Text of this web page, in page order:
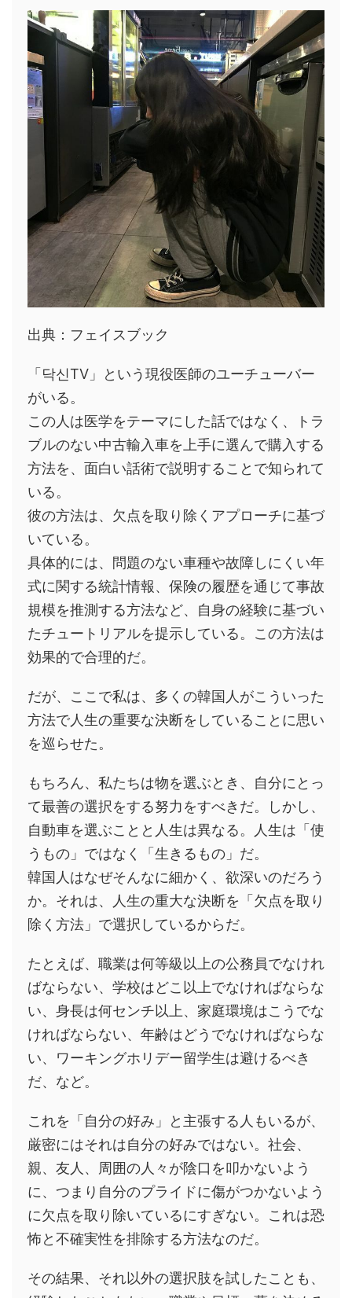
出典：フェイスブック
「닥신TV」という現役医師のユーチューバー
がいる。
この人は医学をテーマにした話ではなく、トラ
ブルのない中古輸入車を上手に選んで購入する
方法を、面白い話術で説明することで知られて
いる。
彼の方法は、欠点を取り除くアプローチに基づ
いている。
具体的には、問題のない車種や故障しにくい年
式に関する統計情報、保険の履歴を通じて事故
規模を推測する方法など、自身の経験に基づい
たチュートリアルを提示している。この方法は
効果的で合理的だ。
だが、ここで私は、多くの韓国人がこういった
方法で人生の重要な決断をしていることに思い
を巡らせた。
もちろん、私たちは物を選ぶとき、自分にとっ
て最善の選択をする努力をすべきだ。しかし、
自動車を選ぶことと人生は異なる。人生は「使
うもの」ではなく「生きるもの」だ。
韓国人はなぜそんなに細かく、欲深いのだろう
か。それは、人生の重大な決断を「欠点を取り
除く方法」で選択しているからだ。
たとえば、職業は何等級以上の公務員でなけれ
ばならない、学校はどこ以上でなければならな
い、身長は何センチ以上、家庭環境はこうでな
ければならない、年齢はどうでなければならな
い、ワーキングホリデー留学生は避けるべき
だ、など。
これを「自分の好み」と主張する人もいるが、
厳密にはそれは自分の好みではない。社会、
親、友人、周囲の人々が陰口を叩かないよう
に、つまり自分のプライドに傷がつかないよう
に欠点を取り除いているにすぎない。これは恐
怖と不確実性を排除する方法なのだ。
その結果、それ以外の選択肢を試したことも、